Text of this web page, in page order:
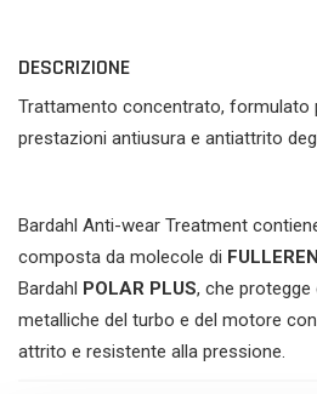
DESCRIZIONE
Trattamento concentrato, formulato
prestazioni antiusura e antiattrito
Bardahl Anti-wear Treatment
composta da molecole di
Bardahl POLAR PLUS, che protegge
metalliche del turbo e del motore
attrito e resistente alla pressione.